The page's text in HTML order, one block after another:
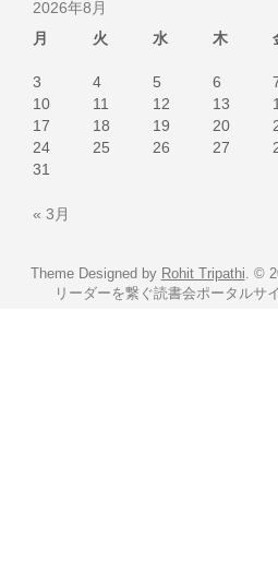
2026年8月
月
火 水 木
3
4 5 6
10
11 12 13
17
18 19 20
24
25 26 27
31
« 3月
Theme Designed by Rohit Tripathi. ©
リーダーを繋ぐ読書会ポータルサ